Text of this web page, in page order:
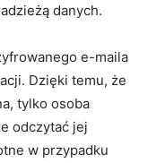
danych.
e-maila
Dzięki temu, że
tylko osoba
odczytać jej
w przypadku